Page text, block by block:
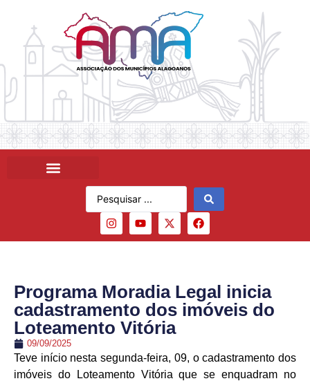
Programa Moradia Legal inicia
cadastramento dos imóveis do
Loteamento Vitória
09/09/2025
Teve início nesta segunda-feira, 09, o cadastramento dos
imóveis do Loteamento Vitória que se enquadram no